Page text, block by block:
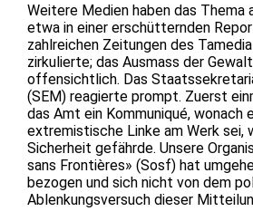
Weitere Medien haben das Thema
etwa in einer erschütternden
zahlreichen Zeitungen des
zirkulierte; das Ausmass der
offensichtlich. Das
(SEM) reagierte prompt. Zuerst
das Amt ein Kommuniqué, wonach
extremistische Linke am Werk sei,
Sicherheit gefährde. Unsere
sans Frontières» (Sosf) hat
bezogen und sich nicht von dem
Ablenkungsversuch dieser